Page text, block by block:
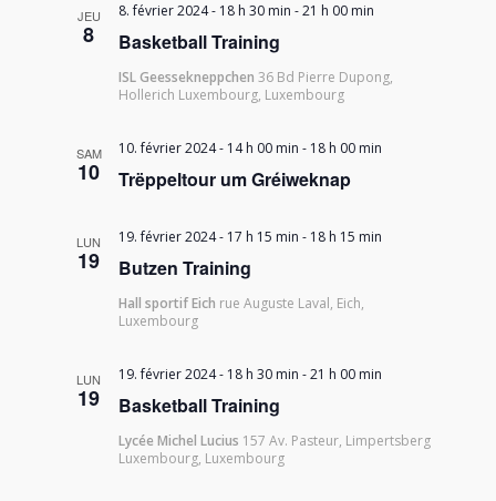
JEU
8 Basketball Training
8. février 2024 - 18 h 30 min -21 h 00 min
ISL Geessekneppchen36 Bd Pierre Dupong,
Hollerich Luxembourg, Luxembourg
SAM
10 Trëppeltour um Gréiweknap
10. février 2024 - 14 h 00 min - 18 h 00 min
LUN
19 Butzen Training
19. février 2024 - 17 h 15 min - 18 h 15 min
Hall sportif Eich rue Auguste Laval, Eich,
Luxembourg
LUN
19 Basketball Training
19. février 2024 - 18 h 30 min -21 h 00 min
Lycée Michel Lucius 157 Av. Pasteur, Limpertsberg
Luxembourg, Luxembourg